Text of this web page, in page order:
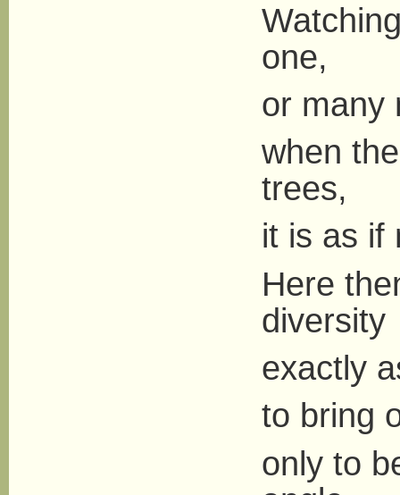
one,
or many
when
trees,
it is as if
Here
diversity
exactly
to bring
only to